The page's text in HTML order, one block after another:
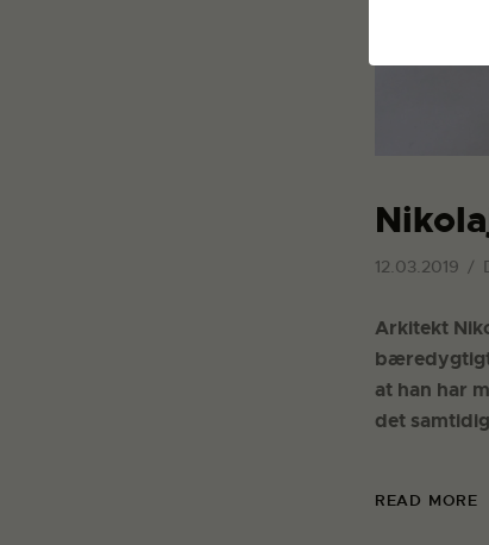
12.03.2019
Arkitekt
bæredygtigt
at han har
det
READ MORE